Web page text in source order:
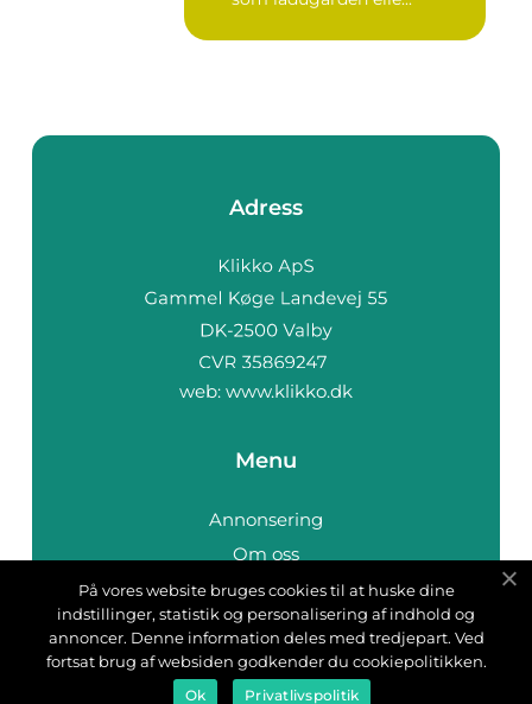
Adress
web: www.klikko.dk
Menu
Annonsering
Om oss
Cookies
Kontakta oss
Sitemap
På vores website bruges cookies til at huske dine
indstillinger, statistik og personalisering af indhold og
annoncer. Denne information deles med tredjepart. Ved
fortsat brug af websiden godkender du cookiepolitikken.
Ok Privatlivspolitik